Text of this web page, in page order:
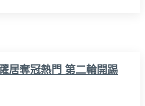
居奪冠熱門 第二輪開踢